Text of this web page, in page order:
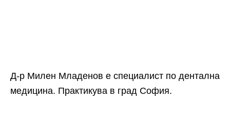
Д-р Милен Младенов е специалист по дентална
медицина. Практикува в град София.